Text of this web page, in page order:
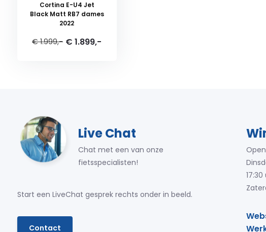
Cortina E-U4 Jet
Black Matt RB7 dames
2022
€ 1.999,- € 1.899,-
Live Chat
Chat met een van onze
fietsspecialisten!
Start een LiveChat gesprek rechts onder in beeld.
Contact
17:30